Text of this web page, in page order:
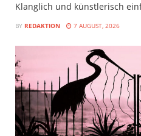
Klanglich und künstlerisch
BY REDAKTION 7 AUGUST, 2026